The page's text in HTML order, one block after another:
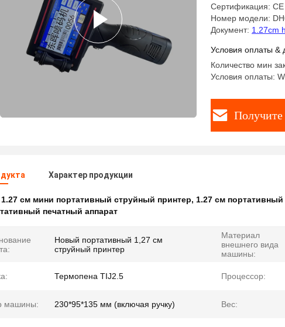
Сертификация: CE
Номер модели:
Документ: 1.27cm
Условия оплаты &
Количество мин
Условия оплаты:
Характер продукции
1.27 см мини портативный струйный принтер, 1.27 см
печатный аппарат
Новый портативный 1,27 см
струйный принтер
Материал
внешнего вида
машины:
Термопена TIJ2.5 Процессор:
машины: 230*95*135 мм (включая ручку) Вес: